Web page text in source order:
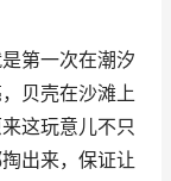
第一次在潮汐
贝壳在沙滩上
这玩意儿不只
出来，保证让